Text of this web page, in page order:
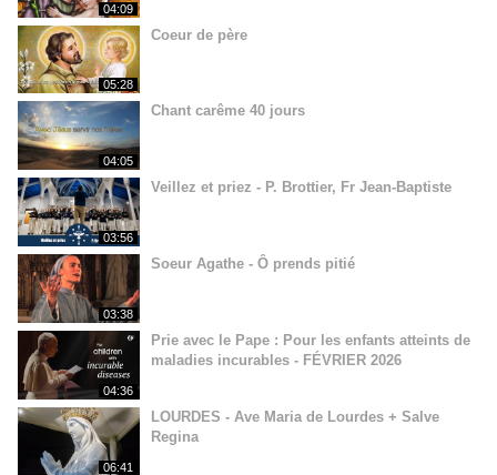
04:09
05:28
Coeur de père
04:05
Chant carême 40 jours
03:56
Veillez et priez - P. Brottier, Fr Jean-Baptiste
03:38
Soeur Agathe - Ô prends pitié
04:36
Prie avec le Pape : Pour les enfants atteints de
maladies incurables - FÉVRIER 2026
06:41
LOURDES - Ave Maria de Lourdes + Salve
Regina